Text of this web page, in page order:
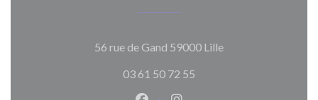
56 rue de Gand 59000 Lille((opent in een
03 61 50 72 55